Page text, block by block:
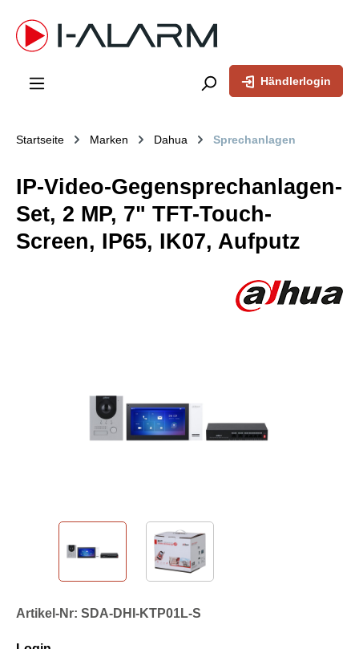
springen
Händlerlogin
Startseite Marken Dahua Sprechanlagen
IP-Video-Gegensprechanlagen-
Set, 2 MP, 7" TFT-Touch-
Screen, IP65, IK07, Aufputz
Artikel-Nr: SDA-DHI-KTP01L-S